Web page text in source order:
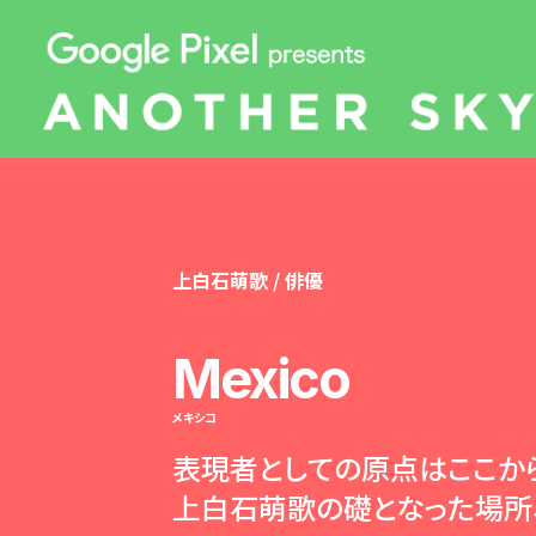
上白石萌歌 / 俳優
Mexico
メキシコ
表現者としての原点はここか
上白石萌歌の礎となった場所